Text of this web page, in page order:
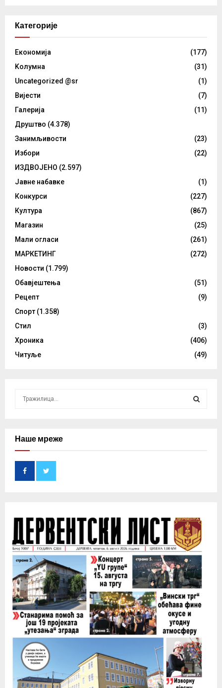
Категорије
Eкономија
(177)
Kолумнa
(31)
Uncategorized @sr
(1)
Вијести
(7)
Галерија
(11)
Друштво (4.378)
Занимљивости
(23)
Избори
(22)
ИЗДВОЈЕНО (2.597)
Јавне набавке
(1)
Конкурси
(227)
Култура
(867)
Магазин
(25)
Мали огласи
(261)
МАРКЕТИНГ
(272)
Новости (1.799)
Обавјештења
(51)
Рецепт
(9)
Спорт (1.358)
Стил
(3)
Хроника
(406)
Читуље
(49)
c
H
Наше мреже